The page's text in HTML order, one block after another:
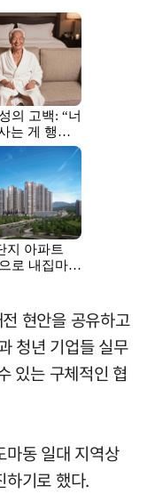
현안을 공유하고
청년 기업들 실무
있는 구체적인 협
마동 일대 지역상
하기로 했다.